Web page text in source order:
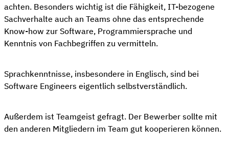
achten. Besonders wichtig ist die Fähigkeit, IT-bezogene
Sachverhalte auch an Teams ohne das entsprechende
Know-how zur Software, Programmiersprache und
Kenntnis von Fachbegriffen zu vermitteln.
Sprachkenntnisse, insbesondere in Englisch, sind bei
Software Engineers eigentlich selbstverständlich.
Außerdem ist Teamgeist gefragt. Der Bewerber sollte mit
den anderen Mitgliedern im Team gut kooperieren können.